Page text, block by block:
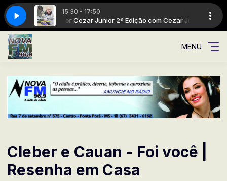
15:30 - 17:50
Cezar JuniorCezar Junior 2ª Edição com Cezar Junior
MENU
Cleber e Cauan - Foi você |
Resenha em Casa